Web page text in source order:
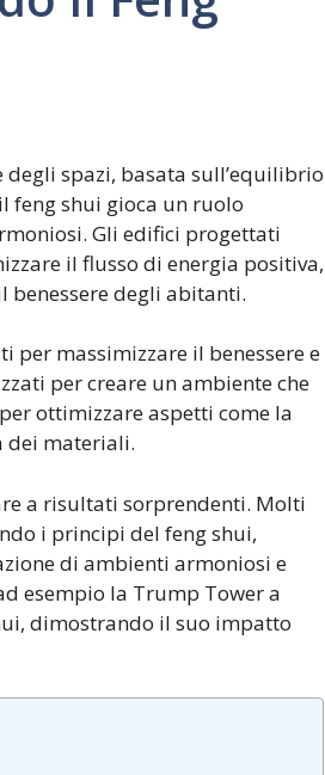
spazi, basata sull’equilibrio
feng shui gioca un ruolo
Gli edifici progettati
il flusso di energia positiva,
degli abitanti.
per massimizzare il benessere e
per creare un ambiente che
ottimizzare aspetti come la
dei materiali.
a risultati sorprendenti. Molti
i principi del feng shui,
di ambienti armoniosi e
esempio la Trump Tower a
dimostrando il suo impatto